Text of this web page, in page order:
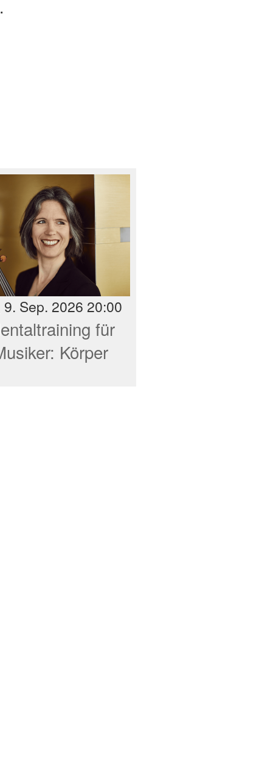
9. Sep. 2026 20:00
für
Körper